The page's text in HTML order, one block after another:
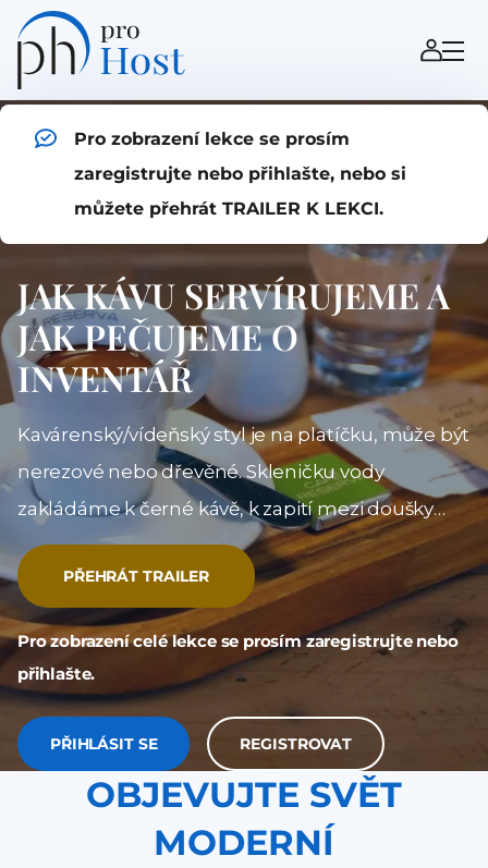
Pro zobrazení lekce se prosím
zaregistrujte nebo přihlašte, nebo si
můžete přehrát TRAILER K LEKCI.
JAK KÁVU SERVÍRUJEME A
JAK PEČUJEME O
INVENTÁŘ
Kavárenský/vídeňský styl je na platíčku, může být
nerezové nebo dřevěné. Skleničku vody
zakládáme k černé kávě, k zapití mezi doušky
kávy a doplnění tekutin, protože káva dehydruje.
PŘEHRÁT TRAILER
Pro zobrazení celé lekce se prosím zaregistrujte nebo
přihlašte.
PŘIHLÁSIT SE REGISTROVAT
OBJEVUJTE SVĚT
MODERNÍ